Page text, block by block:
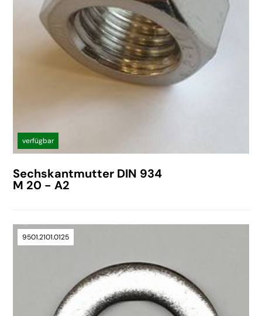
verfügbar
Sechskantmutter DIN 934
M 20 - A2
9501.2101.0125